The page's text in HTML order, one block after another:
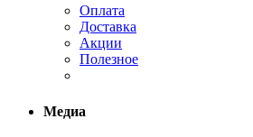
Оплата
Доставка
Акции
Полезное
Медиа